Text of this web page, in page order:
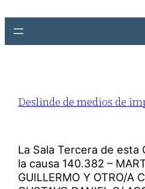
Deslinde de medios de
La Sala Tercera de esta
la causa 140.382 –
GUILLERMO Y OTRO/A